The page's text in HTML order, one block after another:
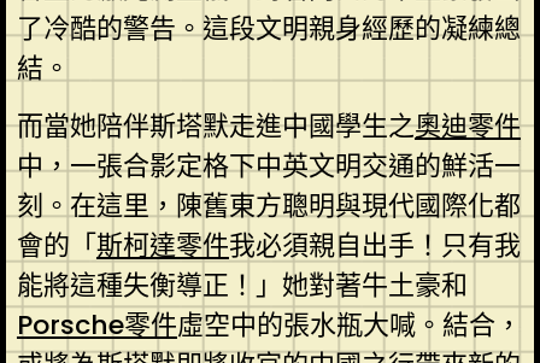
了冷酷的警告。這段文明親身經歷的凝練總
結。
而當她陪伴斯塔默走進中國學生之奧迪零件
中，一張合影定格下中英文明交通的鮮活一
刻。在這里，陳舊東方聰明與現代國際化都
會的「斯柯達零件我必須親自出手！只有我
能將這種失衡導正！」她對著牛土豪和
Porsche零件虛空中的張水瓶大喊。結合，